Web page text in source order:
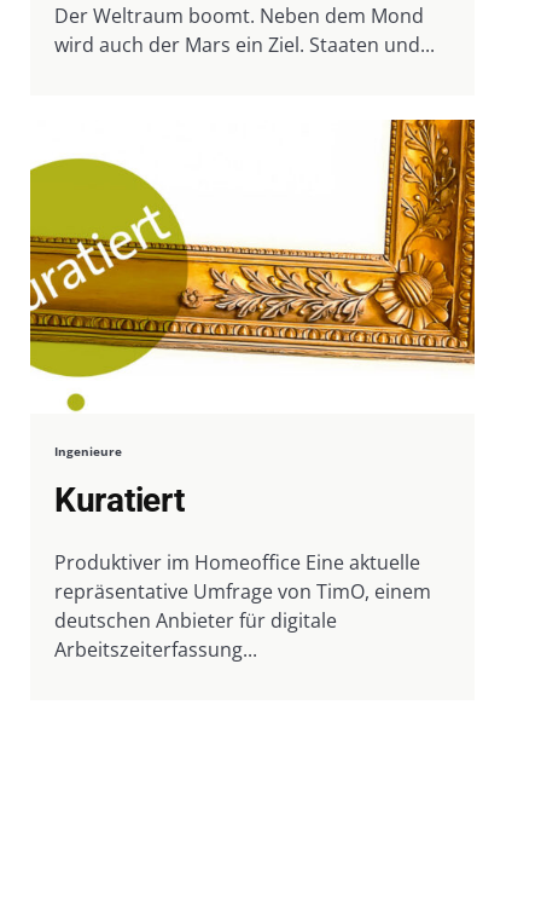
Der Weltraum boomt. Neben dem Mond
wird auch der Mars ein Ziel. Staaten und...
Ingenieure
Kuratiert
Produktiver im Homeoffice Eine aktuelle
repräsentative Umfrage von TimO, einem
deutschen Anbieter für digitale
Arbeitszeiterfassung...